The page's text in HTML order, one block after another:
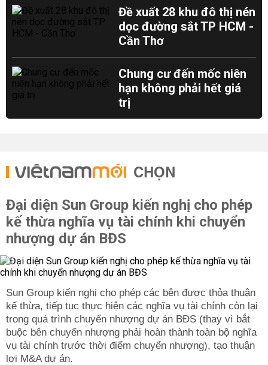
Đề xuất 28 khu đô thị nén
dọc đường sắt TP HCM -
Cần Thơ
Chung cư đến mốc niên
hạn không phải hết giá
trị
CHỌN
Đại diện Sun Group kiến nghị cho phép
kế thừa nghĩa vụ tài chính khi chuyển
nhượng dự án BĐS
Sun Group kiến nghị cho phép các bên được thỏa thuận
kế thừa, tiếp tục thực hiện các nghĩa vụ tài chính còn lại
trong quá trình chuyển nhượng dự án BĐS (thay vì bắt
buộc bên chuyển nhượng phải hoàn thành toàn bộ nghĩa
vụ tài chính trước thời điểm chuyển nhượng), tạo thuận
lợi M&A dự án.